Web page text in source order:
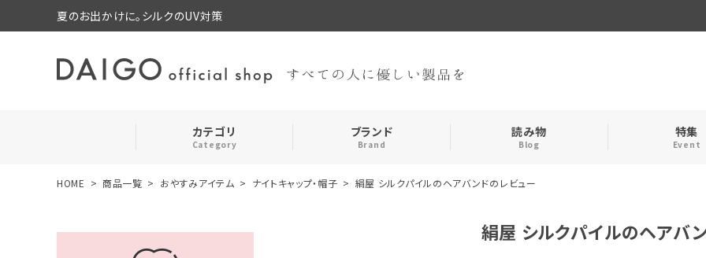
夏のお出かけに。シルクのUV対策
カテゴリ
Category
ブランド
Brand
読み物
Blog
特集
Event
HOME 商品一覧 おやすみアイテム ナイトキャップ・帽子 絹屋 シルクパイルのヘアバンドのレビュー
絹屋 シルクパイルのヘアバ